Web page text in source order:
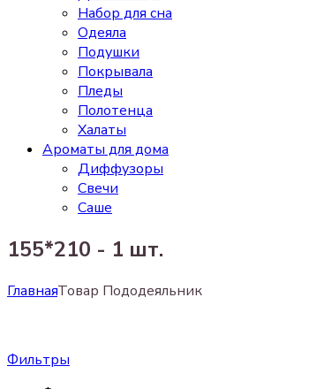
Набор для сна
Одеяла
Подушки
Покрывала
Пледы
Полотенца
Халаты
Ароматы для дома
Диффузоры
Свечи
Cаше
155*210 - 1 шт.
ГлавнаяТовар Пододеяльник
Фильтры